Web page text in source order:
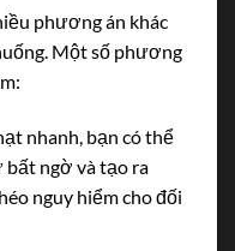
phương án khác
Một số phương
nhanh, bạn có thể
bất ngờ và tạo ra
nguy hiểm cho đối